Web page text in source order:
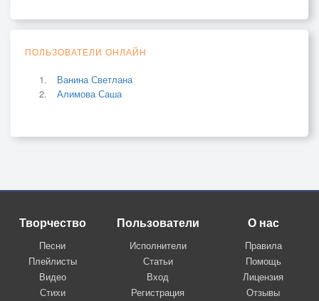
ПОЛЬЗОВАТЕЛИ ОНЛАЙН
Ванина Светлана
Алимова Саша
Творчество
Песни
Плейлисты
Видео
Стихи
Пользователи
Исполнители
Статьи
Вход
Регистрация
О нас
Правила
Помощь
Лицензия
Отзывы